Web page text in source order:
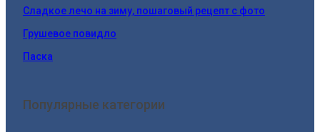
Сладкое лечо на зиму, пошаговый рецепт с фото
Грушевое повидло
Паска
Популярные категории